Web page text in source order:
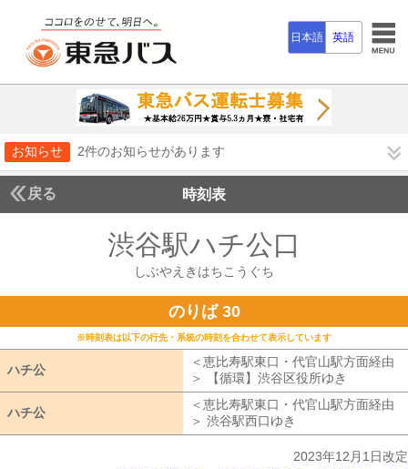
日本語 英語
お知らせ 2件のお知らせがあります
戻る 時刻表
渋谷駅ハチ公口
しぶやえきはちこうぐち
のりば 30
※時刻表は以下の行先・系統の時刻を合わせて表示しています
ハチ公
＜恵比寿駅東口・代官山駅方面経由
＞ 【循環】渋谷区役所ゆき
ハチ公
＜恵比寿駅東口・代官山駅方面経由
＞ 渋谷駅西口ゆき
2023年12月1日改定